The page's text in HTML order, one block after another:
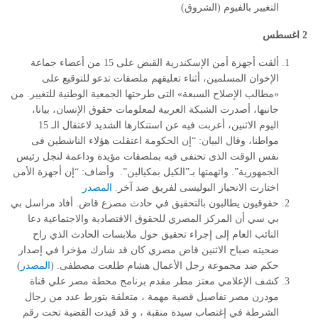
التغيير بالفيوم (الشروق)
2 اغسطس
ألقت أجهزة أمن الإسكندرية القبض ‏على 15 من ‏أعضاء‏
جماعة
الإخوان المسلمين، أثناء ‏تعليقهم ‏ملصقات تدعو للتوقيع على
«مطالب الإصلاح
السبعة» التى طرحتها الجمعية الوطنية للتغيير .‎ من
جانبها، أصدرت الشبكة العربية لمعلومات ‏حقوق ‏الإنسان، بيانا،
اليوم الاثنين،
أعربت فيه ‏عن استنكارها الشديد ‏لاعتقال الـ 15
مواطنا، ‏وقال البيان: “إن الحكومة
اعتقلت هؤلاء الناشطين ‏فى
نفس الوقت الذى تحتفى فيه ‏بملصقات مؤيدة ‏وداعمة لنجل رئيس
الجمهورية”. ‏واتهمتها ‏بـ”الكيل بمكيالين”. ‏ وأضاف: “إن أجهزة ‏الأمن
اختارت الانحياز
البوليسى لفريق ضد آخر.‏
المصدر
حقوقيون يطالبون بالتحقيق في حادث مصرع قاض. أفاد مراسل بي
بي سي أن المركز المصري للحقوق الاقتصادية والاجتماعية دعا
النائب العام إلى إجراء تحقيق حول ملابسات الحادث الذي راح
ضحيته صباح الاثنين قاض مصري كان قد شارك مؤخرا في إصدار
حكم ضد مجموعة رجل الأعمال هشام طلعت مصطفى. ( المصدر )
كشف الإعلامي معتز مطر مقدم برنامج محطة مصر علي قناة
مودرن مصر تفاصيل قضية مهمة ، متعلقة بتورط عدد من رجال
الشرطة في إغتصاب سيدة منقبة ، و قد قيدت القضية تحت رقم